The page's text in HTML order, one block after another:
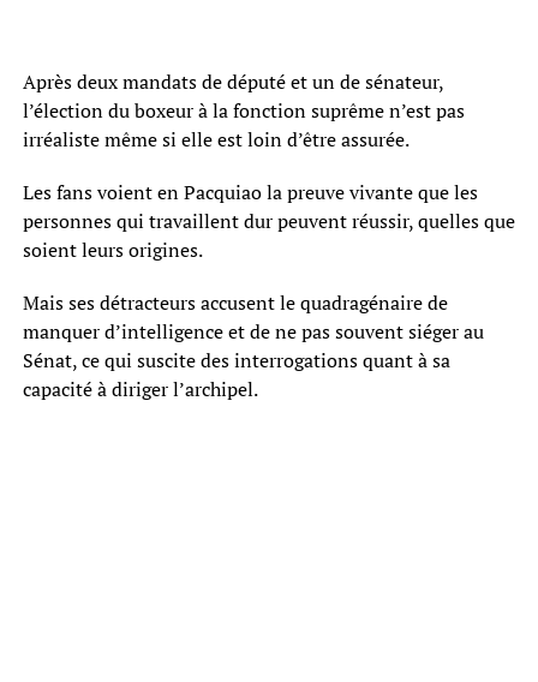
Après deux mandats de député et un de sénateur,
l’élection du boxeur à la fonction suprême n’est pas
irréaliste même si elle est loin d’être assurée.
Les fans voient en Pacquiao la preuve vivante que les
personnes qui travaillent dur peuvent réussir, quelles que
soient leurs origines.
Mais ses détracteurs accusent le quadragénaire de
manquer d’intelligence et de ne pas souvent siéger au
Sénat, ce qui suscite des interrogations quant à sa
capacité à diriger l’archipel.